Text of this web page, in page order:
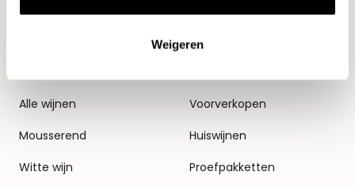
Weigeren
Alle wijnen
Mousserend
Witte wijn
Thema's
Voorverkopen
Huiswijnen
Proefpakketten